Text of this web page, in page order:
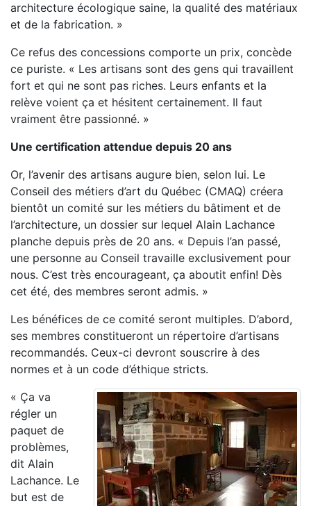
architecture écologique saine, la qualité des matériaux
et de la fabrication. »
Ce refus des concessions comporte un prix, concède
ce puriste. « Les artisans sont des gens qui travaillent
fort et qui ne sont pas riches. Leurs enfants et la
relève voient ça et hésitent certainement. Il faut
vraiment être passionné. »
Une certification attendue depuis 20 ans
Or, l’avenir des artisans augure bien, selon lui. Le
Conseil des métiers d’art du Québec (CMAQ) créera
bientôt un comité sur les métiers du bâtiment et de
l’architecture, un dossier sur lequel Alain Lachance
planche depuis près de 20 ans. « Depuis l’an passé,
une personne au Conseil travaille exclusivement pour
nous. C’est très encourageant, ça aboutit enfin! Dès
cet été, des membres seront admis. »
Les bénéfices de ce comité seront multiples. D’abord,
ses membres constitueront un répertoire d’artisans
recommandés. Ceux-ci devront souscrire à des
normes et à un code d’éthique stricts.
« Ça va
régler un
paquet de
problèmes,
dit Alain
Lachance. Le
but est de